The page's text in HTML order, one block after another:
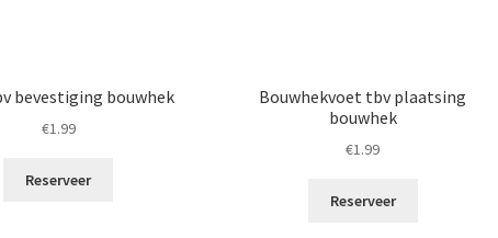
bevestiging bouwhek
€1.99
Reserveer
Bouwhekvoet tbv plaatsing
bouwhek
€1.99
Reserveer